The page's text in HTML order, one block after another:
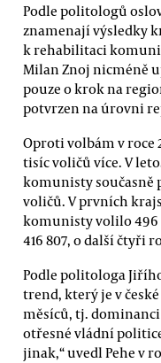
Podle politologů
znamenají výsledky
k rehabilitaci
Milan Znoj nicméně
pouze o krok na
potvrzen na úrovni
Oproti volbám v
tisíc voličů více. V
komunisty současně
voličů. V prvních
komunisty volilo 496
416 807, o další čtyři
Podle politologa
trend, který je v
měsíců, tj.
otřesné vládní
jinak,“ uvedl Pehe v